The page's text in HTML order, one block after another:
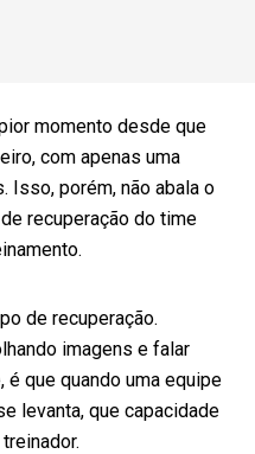
momento desde que
com apenas uma
Isso, porém, não abala o
recuperação do time
de recuperação.
imagens e falar
é que quando uma equipe
levanta, que capacidade